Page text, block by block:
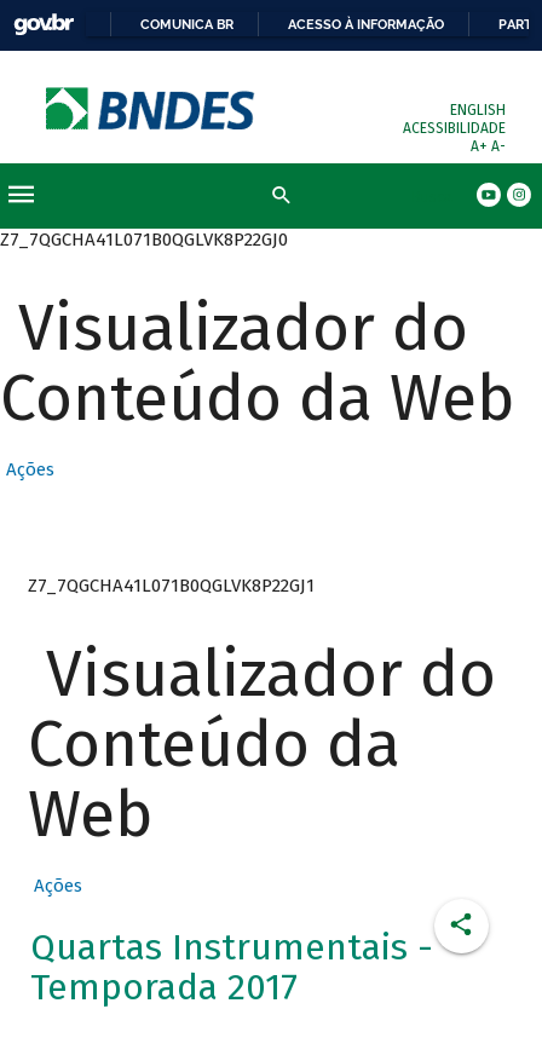
COMUNICA BR ACESSO À INFORMAÇÃO
ENGLISH
ACESSIBILIDADE
A+ A-
Z7_7QGCHA41L071B0QGLVK8P22GJ0
Visualizador do
Conteúdo da Web
Ações
Z7_7QGCHA41L071B0QGLVK8P22GJ1
Visualizador do
Conteúdo da
Web
Ações
Quartas Instrumentais -
Temporada 2017